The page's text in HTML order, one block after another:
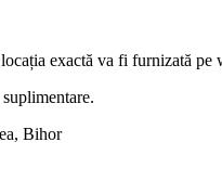
exactă va fi furnizată
Bihor